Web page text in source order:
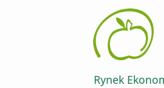
Rynek